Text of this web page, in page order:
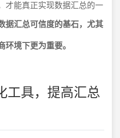
才能真正实现数据汇总的一
据汇总可信度的基石，尤其
境下更为重要。
工具，提高汇总